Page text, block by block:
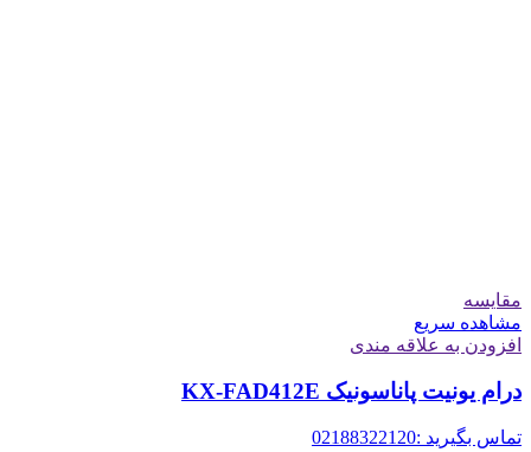
مقایسه
مشاهده سریع
افزودن به علاقه مندی
درام یونیت پاناسونیک KX-FAD412E
تماس بگیرید :02188322120